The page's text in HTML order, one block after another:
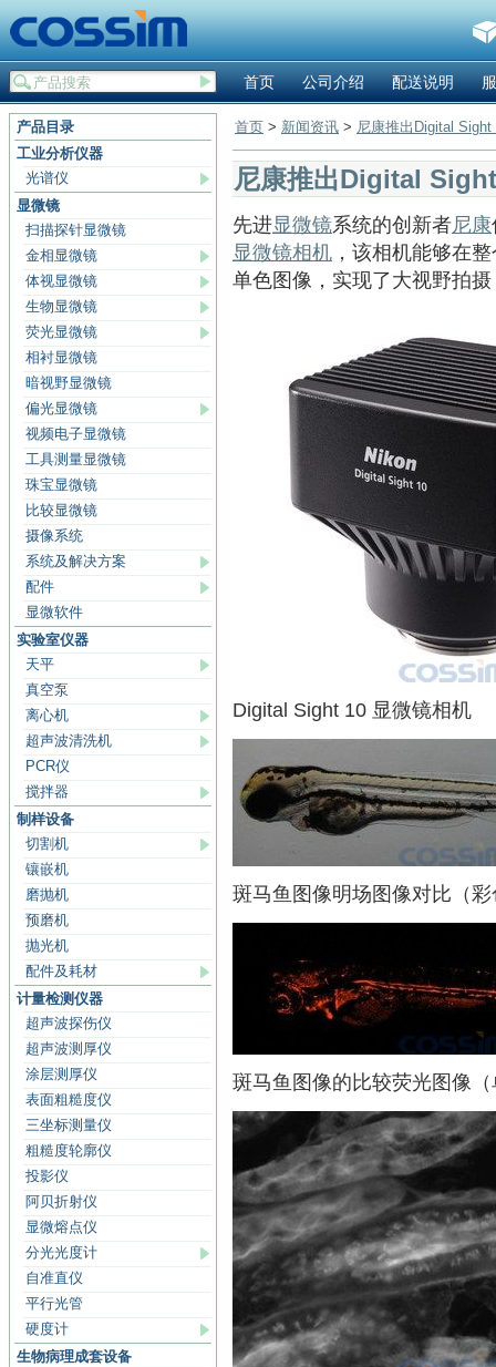
首页 公司介绍 配送说明
产品目录
工业分析仪器
光谱仪
显微镜
扫描探针显微镜
金相显微镜
体视显微镜
生物显微镜
荧光显微镜
相衬显微镜
暗视野显微镜
偏光显微镜
视频电子显微镜
工具测量显微镜
珠宝显微镜
比较显微镜
摄像系统
系统及解决方案
配件
显微软件
实验室仪器
天平
真空泵
离心机
超声波清洗机
PCR仪
搅拌器
制样设备
切割机
镶嵌机
磨抛机
预磨机
抛光机
配件及耗材
计量检测仪器
超声波探伤仪
超声波测厚仪
涂层测厚仪
表面粗糙度仪
三坐标测量仪
粗糙度轮廓仪
投影仪
阿贝折射仪
显微熔点仪
分光光度计
自准直仪
平行光管
硬度计
生物病理成套设备
首页 > 新闻资讯 > 尼康推出Digital
尼康推出Digital
先进显微镜系统的创新者尼康
显微镜相机 ，该相机能够在
单色图像，实现了大视野拍摄
Digital Sight 10 显微镜相机
斑马鱼图像明场图像对比（彩
斑马鱼图像的比较荧光图像